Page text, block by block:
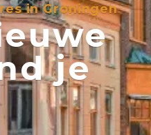
in Groningen
je